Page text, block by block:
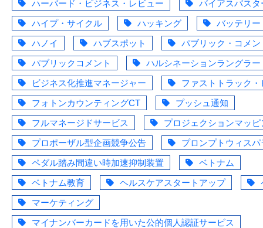
ハーバード・ビジネス・レビュー
バイアスバスタ
ハイプ・サイクル
ハッキング
バッテリー
ハノイ
ハブスポット
パブリック・コメン
パブリックコメント
ハルシネーションラングラー
ビジネス化推進マネージャー
ファストトラック・
フォトンカウンティングCT
プッシュ通知
フルマネージドサービス
プロジェクションマッピ
プロポーザル型企画競争公告
プロンプトウィスパ
ペダル踏み間違い時加速抑制装置
ベトナム
ベトナム教育
ヘルスケアスタートアップ
マーケティング
マイナンバーカードを用いた公的個人認証サービス